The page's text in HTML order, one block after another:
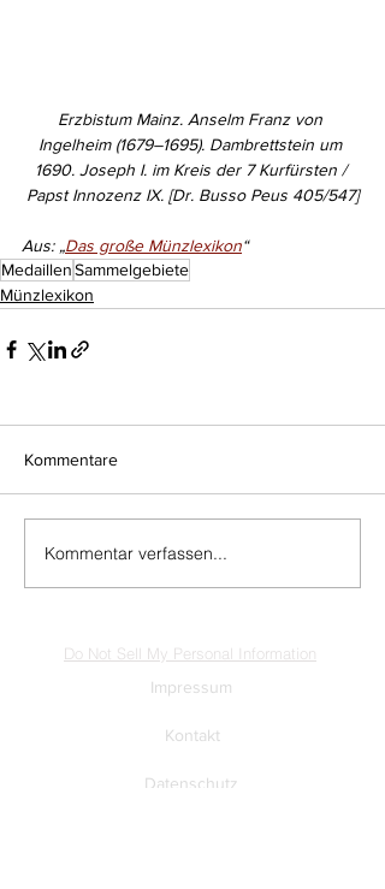
Erzbistum Mainz. Anselm Franz von
Ingelheim (1679–1695). Dambrettstein um
1690. Joseph I. im Kreis der 7 Kurfürsten /
Papst Innozenz IX. [Dr. Busso Peus 405/547]
Aus: „Das große Münzlexikon“
MedaillenSammelgebiete
Münzlexikon
Kommentare
Kommentar verfassen...
Do Not Sell My Personal Information
Impressum
Kontakt
Datenschutz